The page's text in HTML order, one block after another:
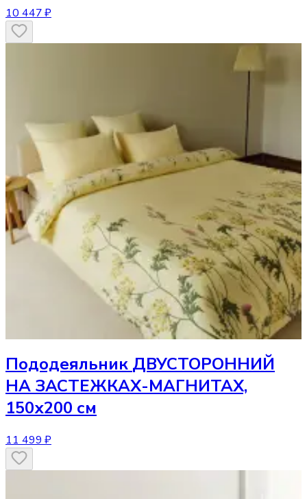
10 447 ₽
Пододеяльник ДВУСТОРОННИЙ
НА ЗАСТЕЖКАХ-МАГНИТАХ,
150х200 см
11 499 ₽